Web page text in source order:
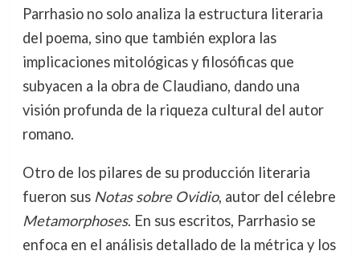
Parrhasio no solo analiza la estructura literaria
del poema, sino que también explora las
implicaciones mitológicas y filosóficas que
subyacen a la obra de Claudiano, dando una
visión profunda de la riqueza cultural del autor
romano.
Otro de los pilares de su producción literaria
fueron sus Notas sobre Ovidio, autor del célebre
Metamorphoses. En sus escritos, Parrhasio se
enfoca en el análisis detallado de la métrica y los